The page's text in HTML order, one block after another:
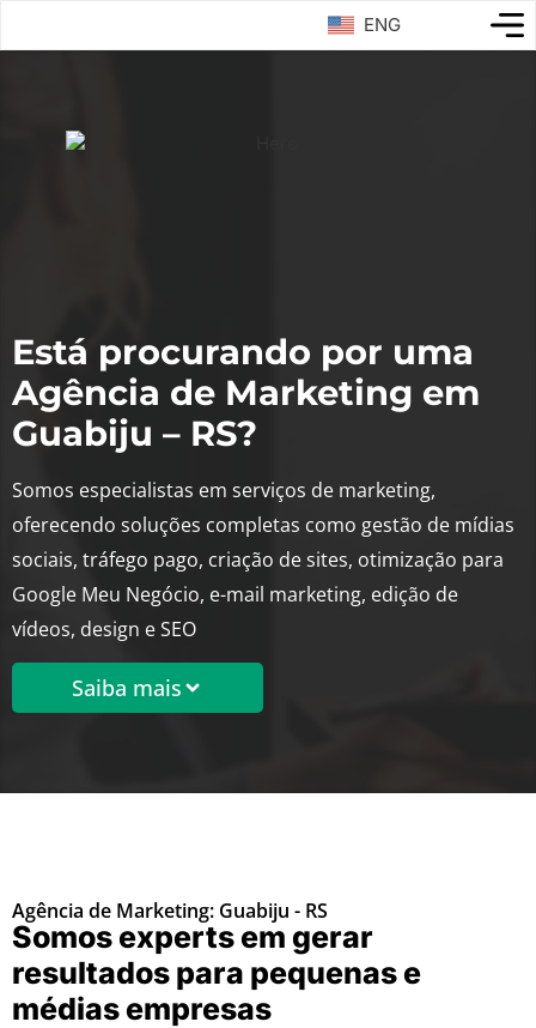
ENG
Está procurando por uma
Agência de Marketing em
Guabiju – RS?
Somos especialistas em serviços de marketing,
oferecendo soluções completas como gestão de mídias
sociais, tráfego pago, criação de sites, otimização para
Google Meu Negócio, e-mail marketing, edição de
vídeos, design e SEO
Saiba mais
Agência de Marketing: Guabiju - RS
Somos experts em gerar
resultados para pequenas e
médias empresas